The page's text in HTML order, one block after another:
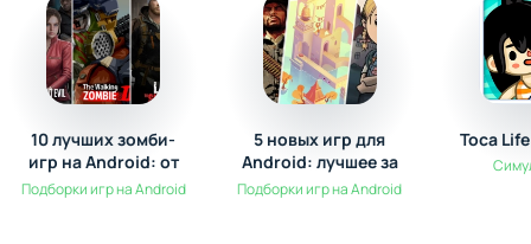
10 лучших зомби-
игр на Android: от
выживания до
Подборки игр на Android
5 новых игр для
Android: лучшее за
Ноябрь
Подборки игр на Android
Toca